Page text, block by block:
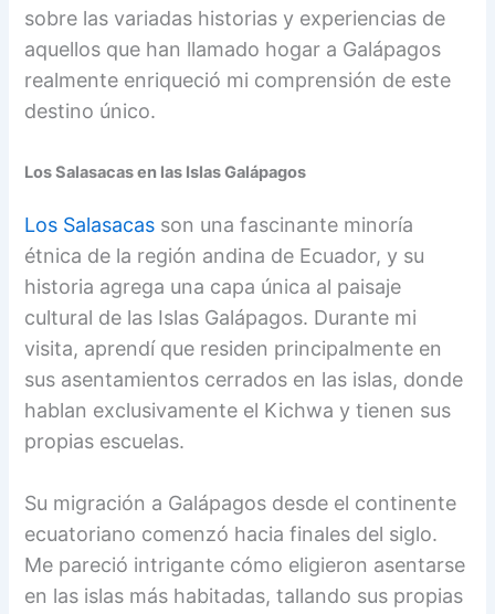
sobre las variadas historias y experiencias de
aquellos que han llamado hogar a Galápagos
realmente enriqueció mi comprensión de este
destino único.
Los Salasacas en las Islas Galápagos
Los Salasacas son una fascinante minoría
étnica de la región andina de Ecuador, y su
historia agrega una capa única al paisaje
cultural de las Islas Galápagos. Durante mi
visita, aprendí que residen principalmente en
sus asentamientos cerrados en las islas, donde
hablan exclusivamente el Kichwa y tienen sus
propias escuelas.
Su migración a Galápagos desde el continente
ecuatoriano comenzó hacia finales del siglo.
Me pareció intrigante cómo eligieron asentarse
en las islas más habitadas, tallando sus propias